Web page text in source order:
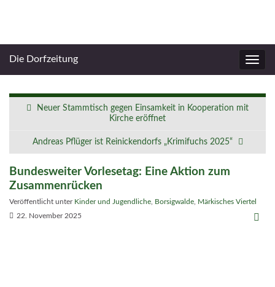
Die Dorfzeitung
Neuer Stammtisch gegen Einsamkeit in Kooperation mit
Kirche eröffnet
Andreas Pflüger ist Reinickendorfs „Krimifuchs 2025“
Bundesweiter Vorlesetag: Eine Aktion zum
Zusammenrücken
Veröffentlicht unter Kinder und Jugendliche Borsigwalde
Märkisches Viertel
22. November 2025